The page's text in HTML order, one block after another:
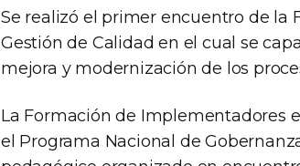
Se realizó el primer encuentro de la
Gestión de Calidad en el cual se
mejora y modernización de los
La Formación de Implementadores
el Programa Nacional de